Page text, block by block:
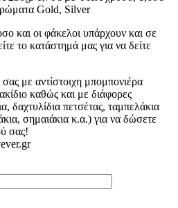
Gold, Silver
και οι φάκελοι υπάρχουν και σε
το κατάστημά μας για να δείτε
με αντίστοιχη μπομπονιέρα
καθώς και με διάφορες
δαχτυλίδια πετσέτας, ταμπελάκια
σημαιάκια κ.α.) για να δώσετε
σας!